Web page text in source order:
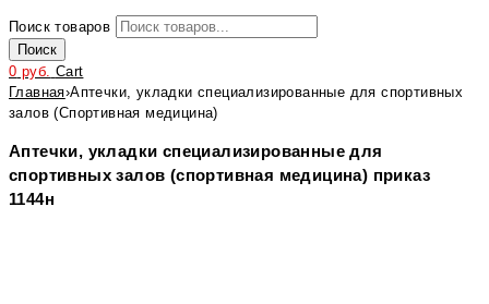
Поиск товаров
Поиск
0 руб. Cart
Главная›Аптечки, укладки специализированные для спортивных
залов (Спортивная медицина)
Аптечки, укладки специализированные для
спортивных залов (спортивная медицина) приказ
1144н